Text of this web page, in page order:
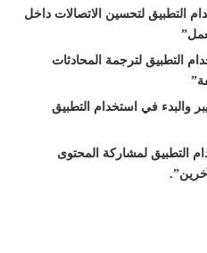
التطبيق لتحسين الاتصالات داخل
التطبيق لترجمة المحادثات
والبدء في استخدام التطبيق
التطبيق لمشاركة المحتوى